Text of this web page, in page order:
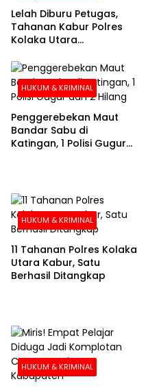
Lelah Diburu Petugas,
Tahanan Kabur Polres
Kolaka Utara
HUKUM & KRIMINAL
Penggerebekan Maut
Bandar Sabu di
Katingan, 1 Polisi Gugur
HUKUM & KRIMINAL
11 Tahanan Polres Kolaka
Utara Kabur, Satu
Berhasil Ditangkap
HUKUM & KRIMINAL